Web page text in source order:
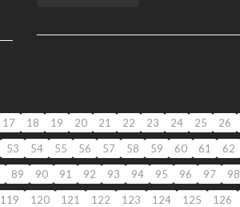
17 18 19 20 21 22 23 24 25 26
53 54 55 56 57 58 59 60 61 62
89 90 91 92 93 94 95 96 97 98
119 120 121 122 123 124 125 126